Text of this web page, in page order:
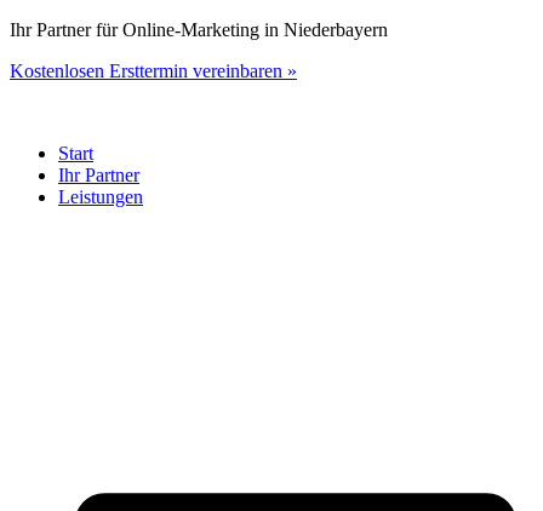
Zum
springen
Ihr Partner für Online-Marketing in Niederbayern
Kostenlosen Ersttermin vereinbaren »
Start
Ihr Partner
Leistungen